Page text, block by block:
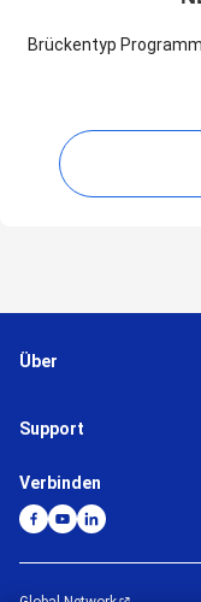
Brückentyp
Über
Support
Verbinden